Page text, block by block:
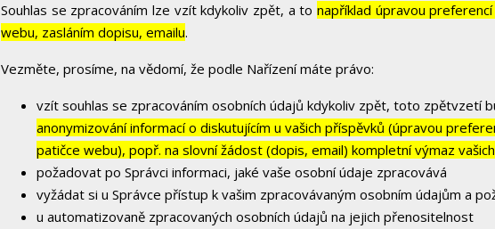
Souhlas se zpracováním lze vzít kdykoliv zpět, a to například úpravou
webu, zasláním dopisu, emailu.
Vezměte, prosíme, na vědomí, že podle Nařízení máte právo:
vzít souhlas se zpracováním osobních údajů kdykoliv zpět, toto zpětvzetí
anonymizování informací o diskutujícím u vašich příspěvků (úpravou
patičce webu), popř. na slovní žádost (dopis, email) kompletní výmaz
požadovat po Správci informaci, jaké vaše osobní údaje zpracovává
vyžádat si u Správce přístup k vašim zpracovávaným osobním údajům a
u automatizovaně zpracovaných osobních údajů na jejich přenositelnost